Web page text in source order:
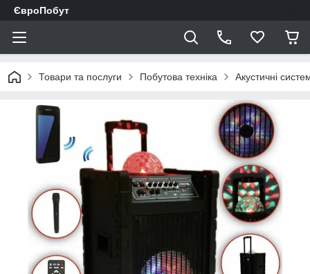
ЄвроПобут
Товари та послуги Побутова техніка Акустичні